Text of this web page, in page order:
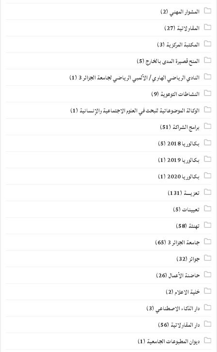
المشوار المهني(2)
المقاولاتية (27)
المكتبة المركزية (3)
المنح قصيرة المدى بالخارج(5)
النادي الرياضي الهاوي / الألمبي الرياضي لجامعة الجزائر 3 (1)
النشاطات التوعوية (9)
الوكالة الموضوعاتية للبحث في العلوم الاجتماعية والإنسانية (1)
برامج الشراكة (51)
بكالوريا 2018
(5)
بكالوريا 2019
(1)
بكالوريا 2020
(1)
تعزيــــة (131)
تعيينات(5)
تهنئة (58)
جامعة الجزائر 3 (65)
جوائز(32)
حاضنة الأعمال(26)
خلية الاعلام(2)
دار الذكاء الاصطناعي(3)
دار المقاولاتية (56)
ديوان المطبوعات الجامعية (1)